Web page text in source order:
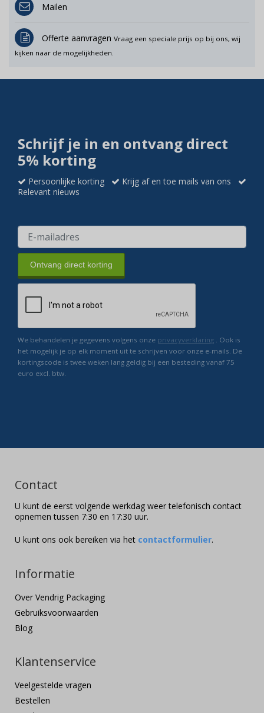
Mailen
Offerte aanvragen Vraag een speciale prijs op bij ons, wij
kijken naar de mogelijkheden.
Schrijf je in en ontvang direct
5% korting
Persoonlijke korting
Krijg af en toe mails van ons
Relevant nieuws
Ontvang direct korting
We behandelen je gegevens volgens onze privacyverklaring . Ook is
het mogelijk je op elk moment uit te schrijven voor onze e-mails. De
kortingscode is twee weken lang geldig bij een besteding vanaf 75
euro excl. btw.
Contact
U kunt de eerst volgende werkdag weer telefonisch contact
opnemen tussen 7:30 en 17:30 uur.
U kunt ons ook bereiken via het contactformulier.
Informatie
Over Vendrig Packaging
Gebruiksvoorwaarden
Blog
Klantenservice
Veelgestelde vragen
Bestellen